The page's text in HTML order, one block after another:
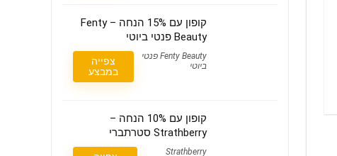
קופון עם 15% הנחה – Fenty
Beauty פנטי ביוטי
Fenty Beauty פנטי
ביוטי
צפייה
במבצע
קופון עם 10% הנחה –
Strathberry סטרתברי
Strathberry